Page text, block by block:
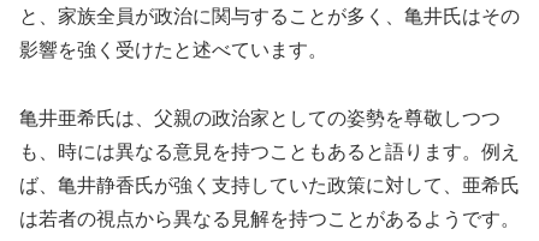
と、家族全員が政治に関与することが多く、亀井氏はその
影響を強く受けたと述べています。
亀井亜希氏は、父親の政治家としての姿勢を尊敬しつつ
も、時には異なる意見を持つこともあると語ります。例え
ば、亀井静香氏が強く支持していた政策に対して、亜希氏
は若者の視点から異なる見解を持つことがあるようです。